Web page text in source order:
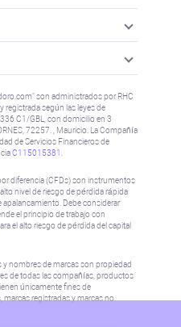
son administrados por RHC
registrada según las leyes de
C1/GBL, con domicilio en 3
72257. , Mauricio. La Compañía
de Servicios Financieros de
C115015381
diferencia (CFDs) son instrumentos
nivel de riesgo de pérdida rápida
Debe considerar
el principio de trabajo con
el alto riesgo de pérdida del capital
nombres de marcas son propiedad
de todas las compañías, productos
únicamente fines de
registradas y marcas no